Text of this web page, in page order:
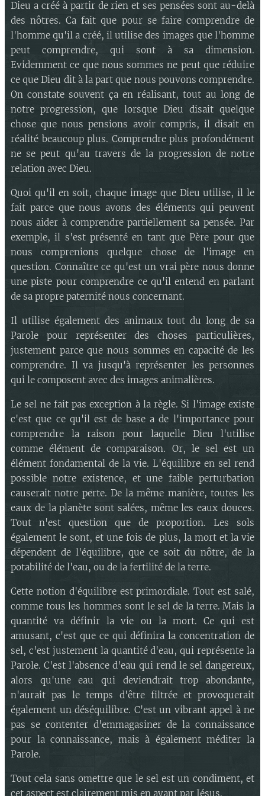
Dieu a créé à partir de rien et ses pensées sont au-delà
des nôtres. Ca fait que pour se faire comprendre de
l'homme qu'il a créé, il utilise des images que l'homme
peut comprendre, qui sont à sa dimension.
Evidemment ce que nous sommes ne peut que réduire
ce que Dieu dit à la part que nous pouvons comprendre.
On constate souvent ça en réalisant, tout au long de
notre progression, que lorsque Dieu disait quelque
chose que nous pensions avoir compris, il disait en
réalité beaucoup plus. Comprendre plus profondément
ne se peut qu'au travers de la progression de notre
relation avec Dieu.
Quoi qu'il en soit, chaque image que Dieu utilise, il le
fait parce que nous avons des éléments qui peuvent
nous aider à comprendre partiellement sa pensée. Par
exemple, il s'est présenté en tant que Père pour que
nous comprenions quelque chose de l'image en
question. Connaître ce qu'est un vrai père nous donne
une piste pour comprendre ce qu'il entend en parlant
de sa propre paternité nous concernant.
Il utilise également des animaux tout du long de sa
Parole pour représenter des choses particulières,
justement parce que nous sommes en capacité de les
comprendre. Il va jusqu'à représenter les personnes
qui le composent avec des images animalières.
Le sel ne fait pas exception à la règle. Si l'image existe
c'est que ce qu'il est de base a de l'importance pour
comprendre la raison pour laquelle Dieu l'utilise
comme élément de comparaison. Or, le sel est un
élément fondamental de la vie. L'équilibre en sel rend
possible notre existence, et une faible perturbation
causerait notre perte. De la même manière, toutes les
eaux de la planète sont salées, même les eaux douces.
Tout n'est question que de proportion. Les sols
également le sont, et une fois de plus, la mort et la vie
dépendent de l'équilibre, que ce soit du nôtre, de la
potabilité de l'eau, ou de la fertilité de la terre.
Cette notion d'équilibre est primordiale. Tout est salé,
comme tous les hommes sont le sel de la terre. Mais la
quantité va définir la vie ou la mort. Ce qui est
amusant, c'est que ce qui définira la concentration de
sel, c'est justement la quantité d'eau, qui représente la
Parole. C'est l'absence d'eau qui rend le sel dangereux,
alors qu'une eau qui deviendrait trop abondante,
n'aurait pas le temps d'être filtrée et provoquerait
également un déséquilibre. C'est un vibrant appel à ne
pas se contenter d'emmagasiner de la connaissance
pour la connaissance, mais à également méditer la
Parole.
Tout cela sans omettre que le sel est un condiment, et
cet aspect est clairement mis en avant par Jésus.